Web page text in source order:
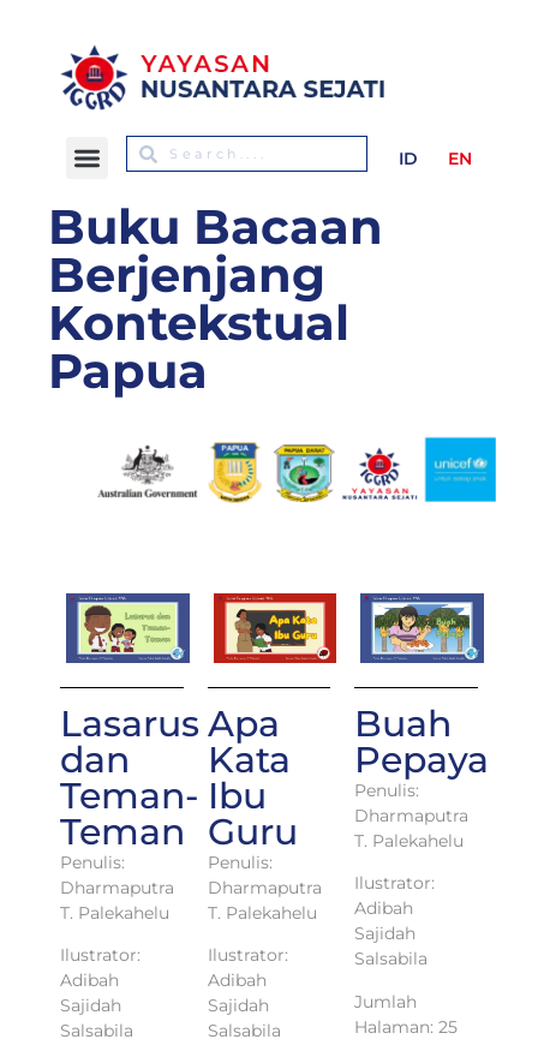
ID EN
Buku Bacaan
Berjenjang
Kontekstual
Papua
Lasarus
dan
Teman-
Teman
Penulis:
Dharmaputra
T. Palekahelu
Ilustrator:
Adibah
Sajidah
Salsabila
Apa
Kata
Ibu
Guru
Penulis:
Dharmaputra
T. Palekahelu
Ilustrator:
Adibah
Sajidah
Salsabila
Buah
Pepaya
Penulis:
Dharmaputra
T. Palekahelu
Ilustrator:
Adibah
Sajidah
Salsabila
Jumlah
Halaman: 25